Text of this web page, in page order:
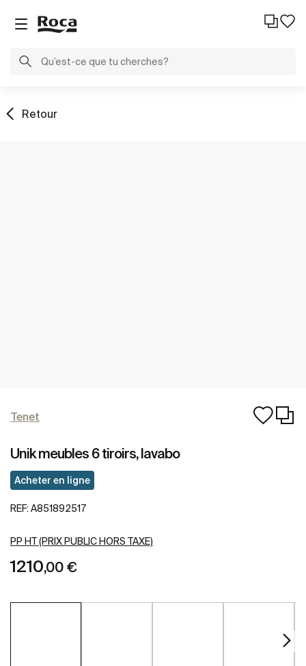
Retour
Tenet
Unik meubles 6 tiroirs, lavabo
Acheter en ligne
REF: A851892517
PP HT (PRIX PUBLIC HORS TAXE)
1210,00 €